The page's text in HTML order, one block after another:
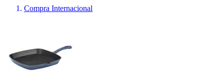
Compra Internacional